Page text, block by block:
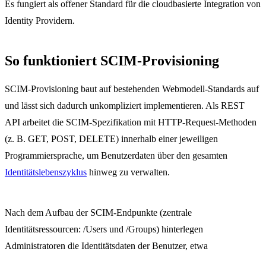
Es fungiert als offener Standard für die cloudbasierte Integration von
Identity Providern.
So funktioniert SCIM-Provisioning
SCIM-Provisioning baut auf bestehenden Webmodell-Standards auf
und lässt sich dadurch unkompliziert implementieren. Als REST
API arbeitet die SCIM-Spezifikation mit HTTP-Request-Methoden
(z. B. GET, POST, DELETE) innerhalb einer jeweiligen
Programmiersprache, um Benutzerdaten über den gesamten
Identitätslebenszyklus hinweg zu verwalten.
Nach dem Aufbau der SCIM-Endpunkte (zentrale
Identitätsressourcen: /Users und /Groups) hinterlegen
Administratoren die Identitätsdaten der Benutzer, etwa